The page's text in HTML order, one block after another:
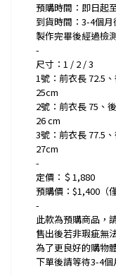
預購時間：即日起
到貨時間：3-4個
製作完畢後經過檢
-
尺寸：1 / 2 / 3
1號：前衣長 72.5
25cm
2號：前衣長 75、
26 cm
3號：前衣長 77.5
27cm
-
定價：＄1,880
預購價：$1,400（
-
此款為預購商品，
售出後若非瑕疵無
為了更良好的購物
下單後請等待3-4個